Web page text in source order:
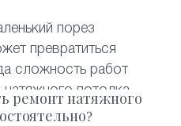
порез
превратиться
сложность работ
потолка
ремонт натяжного